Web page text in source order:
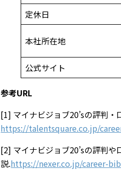
定休日
本社所在地
公式サイト
参考URL
[1] マイナビジョブ20’sの評判・
https://talentsquare.co.jp/
[2] マイナビジョブ20’sの評判
説.https://nexer.co.jp/career-